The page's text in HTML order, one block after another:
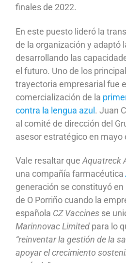
finales de 2022.
En este puesto lideró la
de la organización y adaptó
desarrollando las
el futuro. Uno de los
trayectoria empresarial fue
comercialización de la
contra la lengua azul . Juan
al comité de dirección del
asesor estratégico en mayo
Vale resaltar queAquatreck
una compañía farmacéutica
generación se constituyó en
de O Porriño cuando la
española CZ Vaccines se
Marinnovac Limited para lo
“reinventar la gestión de la
apoyar el crecimiento